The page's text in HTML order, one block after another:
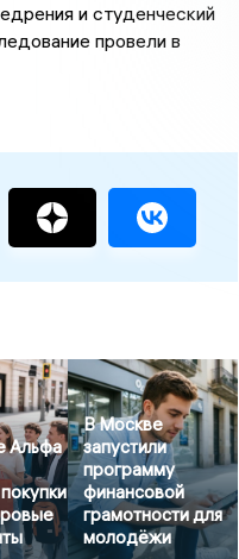
и студенческий
провели в
Альфа
В Москве
запустили
программу
финансовой
грамотности для
молодёжи